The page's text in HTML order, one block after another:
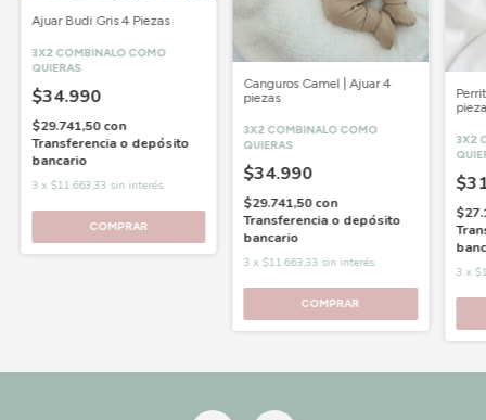
Ajuar Budi Gris 4 Piezas
3X2 COMBINALO COMO
QUIERAS
$34.990
$29.741,50con
Transferencia o depósito
bancario
3 x $11.663,33 sin interés
COMPRAR
Canguros Camel | Ajuar 4
piezas
3X2 COMBINALO COMO
QUIERAS
$34.990
$29.741,50con
Transferencia o depósito
bancario
3 x $11.663,33 sin interés
COMPRAR
3X2
3 x